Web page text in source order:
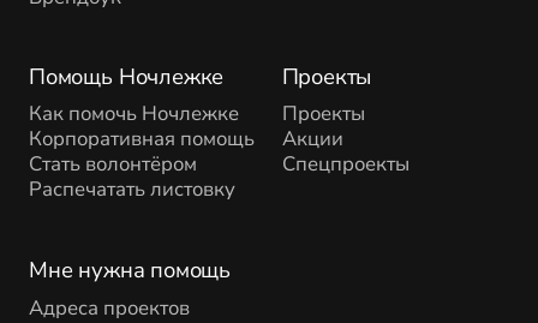
Помощь Ночлежке
Как помочь Ночлежке
Корпоративная помощь
Стать волонтёром
Распечатать листовку
Проекты
Проекты
Акции
Спецпроекты
Мне нужна помощь
Адреса проектов